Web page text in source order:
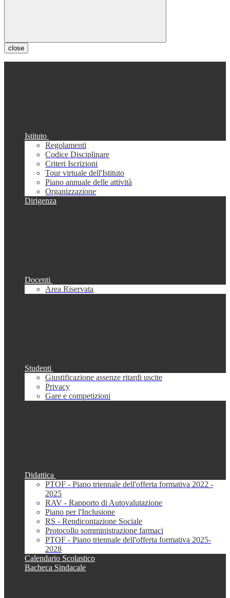
close
Istituto
Regolamenti
Codice Disciplinare
Criteri Iscrizioni
Tour virtuale dell'Istituto
Piano annuale delle attività
Organizzazione
Dirigenza
Docenti
Area Riservata
Studenti
Giustificazione assenze ritardi uscite
Privacy
Gare e competizioni
Didattica
PTOF - Piano triennale dell'offerta formativa 2022 -
2025
RAV - Rapporto di Autovalutazione
Piano per l'Inclusione
RS - Rendicontazione Sociale
Protocollo somministrazione farmaci
PTOF - Piano triennale dell'offerta formativa 2025-
2028
Calendario Scolastico
Bacheca Sindacale